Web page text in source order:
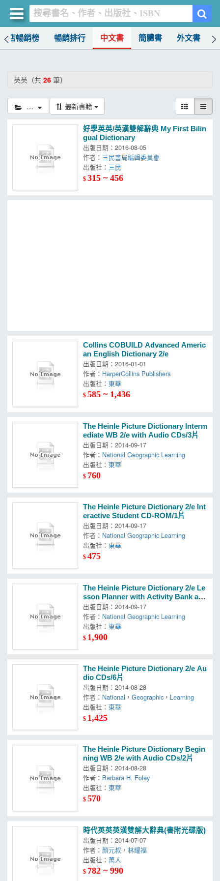
書店暢銷榜 暢銷排行 中文書 簡體書 外文書
英英（共 26 筆）
英英 最新書籍
好學英英/英漢雙解辭典 My First Bilin
gual Dictionary
出版日期：2016-08-05
作者： 三民書局編輯委員會
出版社：
$315 ~ 456
Collins COBUILD Advanced Americ
an English Dictionary 2/e
出版日期：2016-01-01
作者： HarperCollins Publishers
出版社：
$585 ~ 1,436
The Heinle Picture Dictionary Interm
ediate WB 2/e with Audio CDs/3片
出版日期：2014-09-17
作者： National Geographic Learning
出版社：
$ 760
The Heinle Picture Dictionary 2/e Int
eractive Student CD-ROM/1片
出版日期：2014-09-17
作者： National Geographic Learning
出版社：
$475
The Heinle Picture Dictionary 2/e Le
sson Planner with Activity Bank and
Classroom Presentation Tool CD-R
OM/2片
出版日期：2014-09-17
作者： National Geographic Learning
出版社：
$ 1,900
The Heinle Picture Dictionary 2/e Au
dio CDs/6片
出版日期：2014-08-28
作者： National ，Geographic ， Learning
出版社：
$ 1,425
The Heinle Picture Dictionary Begin
ning WB 2/e with Audio CDs/2片
出版日期：2014-08-28
作者： Barbara H. Foley
出版社：
$570
時代英英英漢雙解大辭典(書附光碟版)
出版日期：2014-07-07
作者：顏元叔 ，林耀福
出版社：
$ 782 ~ 990
買書網
書店暢銷榜
簡體書
外文書